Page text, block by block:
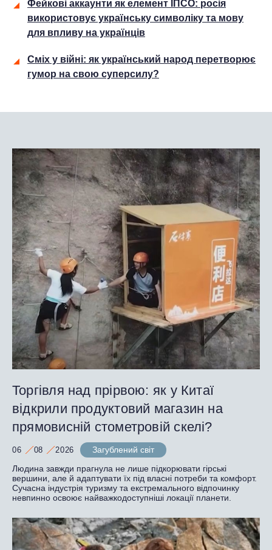
Фейкові аккаунти як елемент ІПСО: росія
використовує українську символіку та мову
для впливу на українців
Сміх у війні: як український народ перетворює
гумор на свою суперсилу?
Торгівля над прірвою: як у Китаї
відкрили продуктовий магазин на
прямовисній стометровій скелі?
06 08 2026
Загублений світ
Людина завжди прагнула не лише підкорювати гірські
вершини, але й адаптувати їх під власні потреби та комфорт.
Сучасна індустрія туризму та екстремального відпочинку
невпинно освоює найважкодоступніші локації планети.